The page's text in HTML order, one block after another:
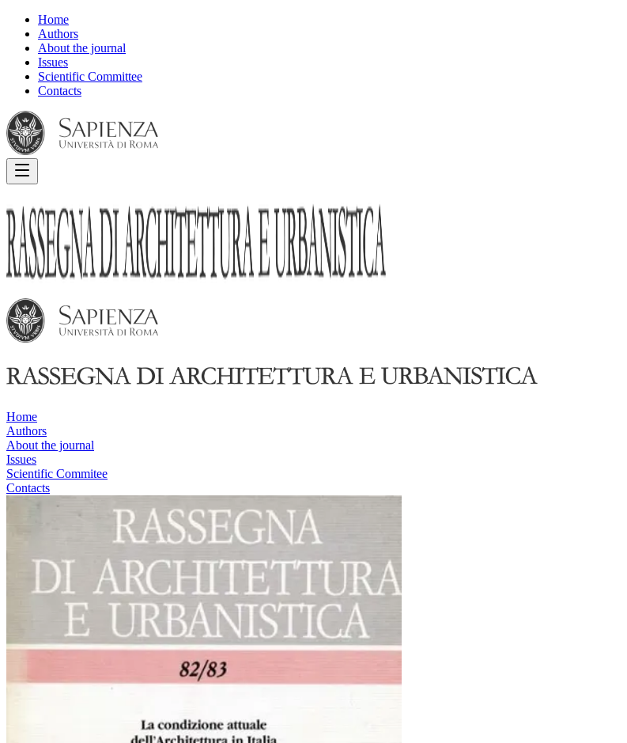
Home
Authors
About the journal
Issues
Scientific Committee
Contacts
Home
Authors
About the journal
Issues
Scientific Commitee
Contacts